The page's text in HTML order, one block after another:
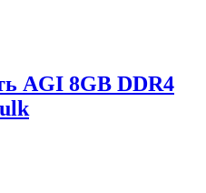
AGI 8GB DDR4